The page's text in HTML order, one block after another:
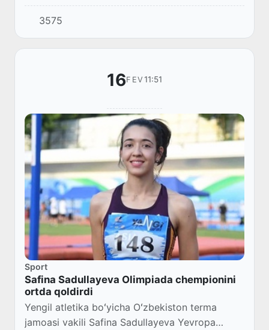
va tuman hokimligi hamda Yoshlar ishlari
agentligi hamkorligida "SAVE Aral" (Orol...
3575
16FEV 11:51
Sport
Safina Sadullayeva Olimpiada chempionini
ortda qoldirdi
Yengil atletika boʻyicha Oʻzbekiston terma
jamoasi vakili Safina Sadullayeva Yevropa